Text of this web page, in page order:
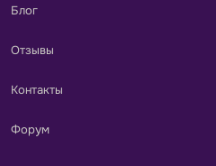
Блог
Отзывы
Контакты
Форум